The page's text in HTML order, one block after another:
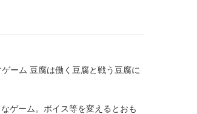
ーム 豆腐は働く豆腐と戦う豆腐に
ゲーム。ボイス等を変えるとおも